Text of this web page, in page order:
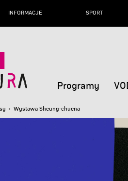
INFORMACJE SPORT
Programy
› Wystawa Sheung-chuena